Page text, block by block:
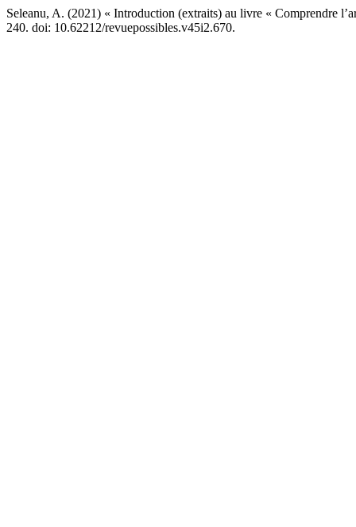
Seleanu, A. (2021) « Introduction (extraits) au livre « Comprendre
240. doi: 10.62212/revuepossibles.v45i2.670.